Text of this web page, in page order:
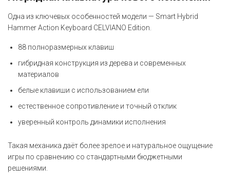
Одна из ключевых особенностей модели — Smart Hybrid
Hammer Action Keyboard CELVIANO Edition.
88 полноразмерных клавиш
гибридная конструкция из дерева и современных
материалов
белые клавиши с использованием ели
естественное сопротивление и точный отклик
уверенный контроль динамики исполнения
Такая механика даёт более зрелое и натуральное ощущение
игры по сравнению со стандартными бюджетными
решениями.